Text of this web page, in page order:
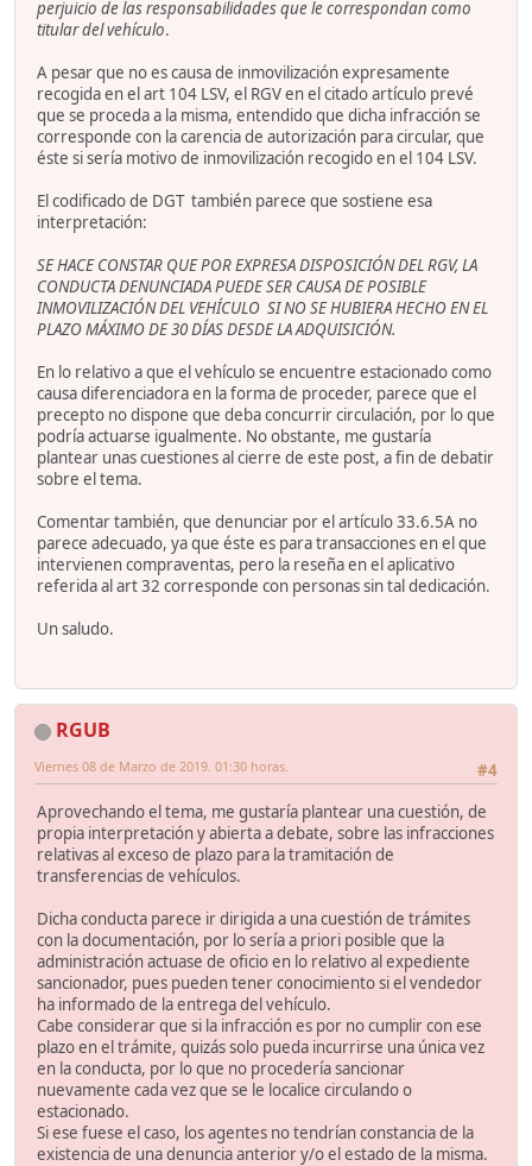
perjuicio de las responsabilidades que le correspondan como
titular del vehículo.
A pesar que no es causa de inmovilización expresamente
recogida en el art 104 LSV, el RGV en el citado artículo prevé
que se proceda a la misma, entendido que dicha infracción se
corresponde con la carencia de autorización para circular, que
éste si sería motivo de inmovilización recogido en el 104 LSV.
El codificado de DGT también parece que sostiene esa
interpretación:
SE HACE CONSTAR QUE POR EXPRESA DISPOSICIÓN DEL RGV, LA
CONDUCTA DENUNCIADA PUEDE SER CAUSA DE POSIBLE
INMOVILIZACIÓN DEL VEHÍCULO SI NO SE HUBIERA HECHO EN EL
PLAZO MÁXIMO DE 30 DÍAS DESDE LA ADQUISICIÓN.
En lo relativo a que el vehículo se encuentre estacionado como
causa diferenciadora en la forma de proceder, parece que el
precepto no dispone que deba concurrir circulación, por lo que
podría actuarse igualmente. No obstante, me gustaría
plantear unas cuestiones al cierre de este post, a fin de debatir
sobre el tema.
Comentar también, que denunciar por el artículo 33.6.5A no
parece adecuado, ya que éste es para transacciones en el que
intervienen compraventas, pero la reseña en el aplicativo
referida al art 32 corresponde con personas sin tal dedicación.
Un saludo.
RGUB
#4
Viernes 08 de Marzo de 2019. 01:30 horas.
Aprovechando el tema, me gustaría plantear una cuestión, de
propia interpretación y abierta a debate, sobre las infracciones
relativas al exceso de plazo para la tramitación de
transferencias de vehículos.
Dicha conducta parece ir dirigida a una cuestión de trámites
con la documentación, por lo sería a priori posible que la
administración actuase de oficio en lo relativo al expediente
sancionador, pues pueden tener conocimiento si el vendedor
ha informado de la entrega del vehículo.
Cabe considerar que si la infracción es por no cumplir con ese
plazo en el trámite, quizás solo pueda incurrirse una única vez
en la conducta, por lo que no procedería sancionar
nuevamente cada vez que se le localice circulando o
estacionado.
Si ese fuese el caso, los agentes no tendrían constancia de la
existencia de una denuncia anterior y/o el estado de la misma.